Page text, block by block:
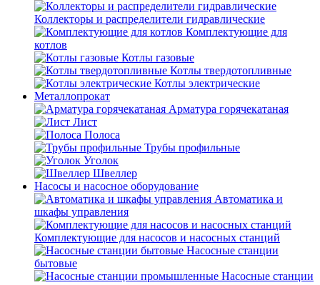
Коллекторы и распределители гидравлические
Комплектующие для
котлов
Котлы газовые
Котлы твердотопливные
Котлы электрические
Металлопрокат
Арматура горячекатаная
Лист
Полоса
Трубы профильные
Уголок
Швеллер
Насосы и насосное оборудование
Автоматика и
шкафы управления
Комплектующие для насосов и насосных станций
Насосные станции
бытовые
Насосные станции